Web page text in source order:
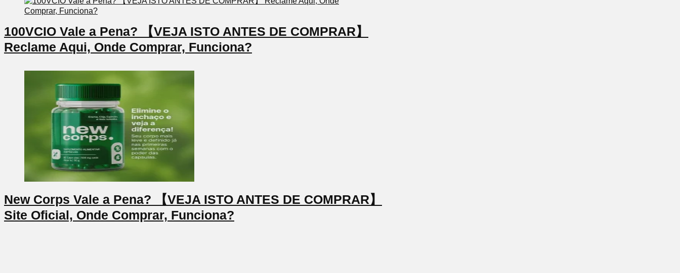
100VCIO Vale a Pena? 【VEJA ISTO ANTES DE COMPRAR】
Reclame Aqui, Onde Comprar, Funciona?
New Corps Vale a Pena? 【VEJA ISTO ANTES DE COMPRAR】
Site Oficial, Onde Comprar, Funciona?